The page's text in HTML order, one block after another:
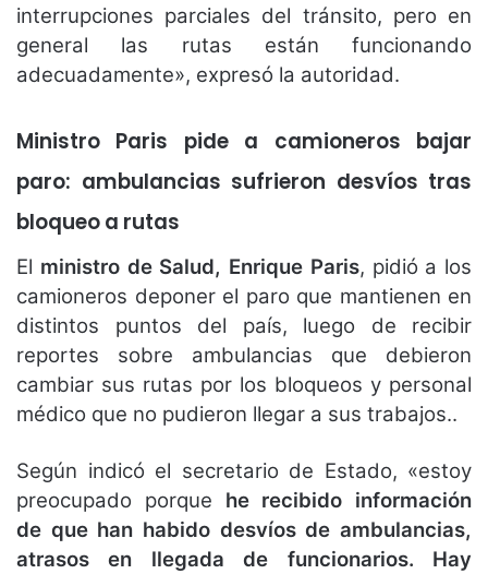
interrupciones parciales del tránsito, pero en
general las rutas están funcionando
adecuadamente», expresó la autoridad.
Ministro Paris pide a camioneros bajar
paro: ambulancias sufrieron desvíos tras
bloqueo a rutas
El ministro de Salud, Enrique Paris, pidió a los
camioneros deponer el paro que mantienen en
distintos puntos del país, luego de recibir
reportes sobre ambulancias que debieron
cambiar sus rutas por los bloqueos y personal
médico que no pudieron llegar a sus trabajos..
Según indicó el secretario de Estado, «estoy
preocupado porque he recibido información
de que han habido desvíos de ambulancias,
atrasos en llegada de funcionarios. Hay